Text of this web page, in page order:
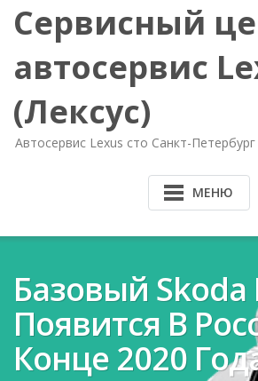
Сервисный
автосервис
(Лексус)
Автосервис Lexus сто Санкт-Петербург
МЕНЮ
Базовый Skoda
Появится В
Конце 2020